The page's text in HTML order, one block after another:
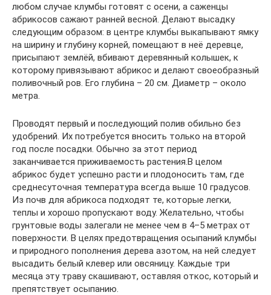
любом случае клумбы готовят с осени, а саженцы
абрикосов сажают ранней весной. Делают высадку
следующим образом: в центре клумбы выкапывают ямку
на ширину и глубину корней, помещают в неё деревце,
присыпают землёй, вбивают деревянный колышек, к
которому привязывают абрикос и делают своеобразный
поливочный ров. Его глубина – 20 см. Диаметр – около
метра.
Проводят первый и последующий полив обильно без
удобрений. Их потребуется вносить только на второй
год после посадки. Обычно за этот период
заканчивается приживаемость растения.В целом
абрикос будет успешно расти и плодоносить там, где
среднесуточная температура всегда выше 10 градусов.
Из почв для абрикоса подходят те, которые легки,
теплы и хорошо пропускают воду. Желательно, чтобы
грунтовые воды залегали не менее чем в 4–5 метрах от
поверхности. В целях предотвращения осыпаний клумбы
и природного пополнения дерева азотом, на ней следует
высадить белый клевер или овсяницу. Каждые три
месяца эту траву скашивают, оставляя откос, который и
препятствует осыпанию.